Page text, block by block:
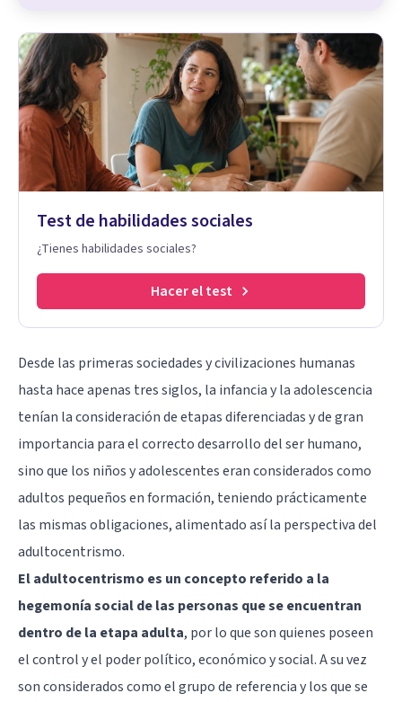
Test de habilidades sociales
¿Tienes habilidades sociales?
Hacer el test
Desde las primeras sociedades y civilizaciones humanas
hasta hace apenas tres siglos, la infancia y la adolescencia
tenían la consideración de etapas diferenciadas y de gran
importancia para el correcto desarrollo del ser humano,
sino que los niños y adolescentes eran considerados como
adultos pequeños en formación, teniendo prácticamente
las mismas obligaciones, alimentado así la perspectiva del
adultocentrismo.
El adultocentrismo es un concepto referido a la
hegemonía social de las personas que se encuentran
dentro de la etapa adulta, por lo que son quienes poseen
el control y el poder político, económico y social. A su vez
son considerados como el grupo de referencia y los que se